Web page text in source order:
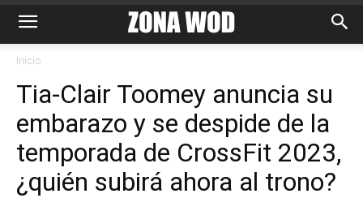
Inicio
Tia-Clair Toomey anuncia su
embarazo y se despide de la
temporada de CrossFit 2023,
¿quién subirá ahora al trono?